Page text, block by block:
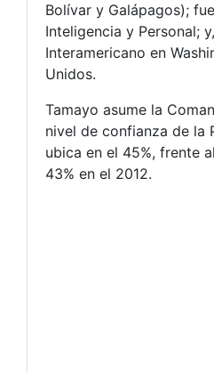
Bolívar y Galápagos);
Inteligencia y Personal;
Interamericano en
Unidos.
Tamayo asume la
nivel de confianza de la
ubica en el 45%, frente
43% en el 2012.